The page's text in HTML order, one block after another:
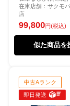
在庫店舗：サクモ
店
99,800円(税込)
似た商品を
中古Aランク
即日発送